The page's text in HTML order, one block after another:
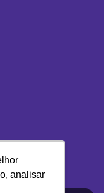
analisar